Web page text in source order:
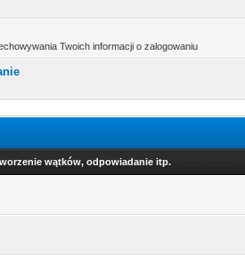
Twoich informacji o zalogowaniu
wątków, odpowiadanie itp.